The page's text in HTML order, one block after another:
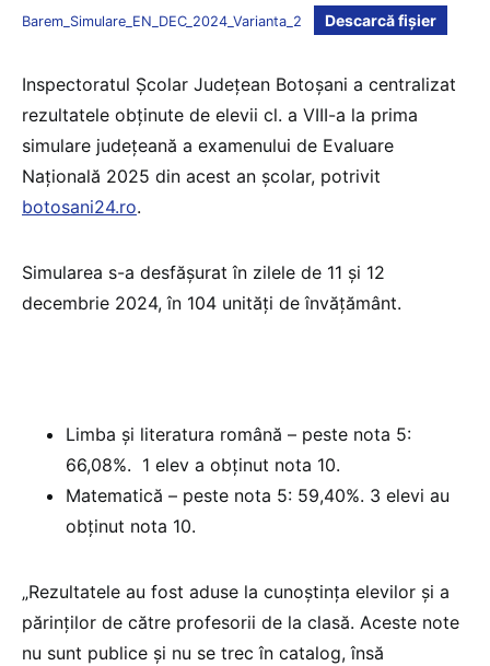
Barem_Simulare_EN_DEC_2024_Varianta_2 Descarcă fișier
Inspectoratul Școlar Județean Botoșani a centralizat
rezultatele obținute de elevii cl. a VIII-a la prima
simulare județeană a examenului de Evaluare
Națională 2025 din acest an școlar, potrivit
botosani24.ro.
Simularea s-a desfășurat în zilele de 11 și 12
decembrie 2024, în 104 unități de învățământ.
Limba și literatura română – peste nota 5:
66,08%. 1 elev a obținut nota 10.
Matematică – peste nota 5: 59,40%. 3 elevi au
obținut nota 10.
„Rezultatele au fost aduse la cunoștința elevilor și a
părinților de către profesorii de la clasă. Aceste note
nu sunt publice și nu se trec în catalog, însă